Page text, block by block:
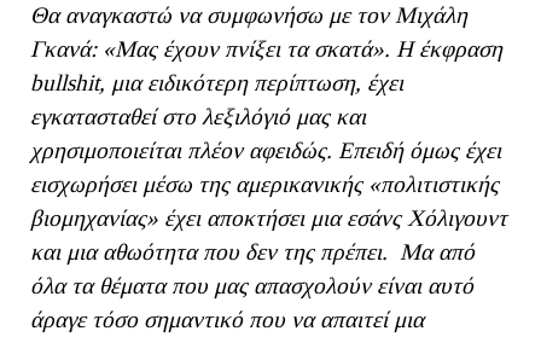
Θα αναγκαστώ να συμφωνήσω με τον Μιχάλη
Γκανά: «Μας έχουν πνίξει τα σκατά». Η έκφραση
bullshit, μια ειδικότερη περίπτωση, έχει
εγκατασταθεί στο λεξιλόγιό μας και
χρησιμοποιείται πλέον αφειδώς. Επειδή όμως έχει
εισχωρήσει μέσω της αμερικανικής «πολιτιστικής
βιομηχανίας» έχει αποκτήσει μια εσάνς Χόλιγουντ
και μια αθωότητα που δεν της πρέπει. Μα από
όλα τα θέματα που μας απασχολούν είναι αυτό
άραγε τόσο σημαντικό που να απαιτεί μια